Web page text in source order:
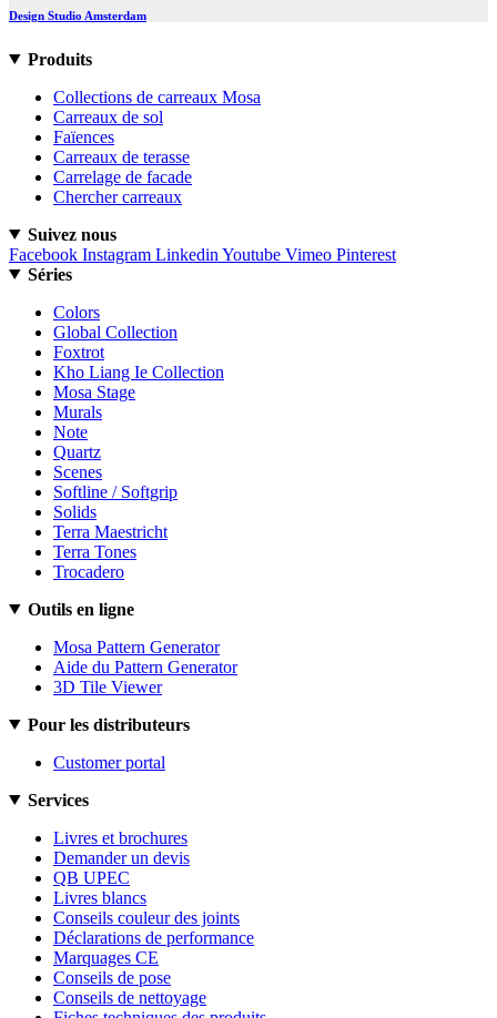
Design Studio Amsterdam
Produits
Collections de carreaux Mosa
Carreaux de sol
Faïences
Carreaux de terasse
Carrelage de facade
Chercher carreaux
Suivez nous
Facebook Instagram Linkedin Youtube Vimeo Pinterest
Séries
Colors
Global Collection
Foxtrot
Kho Liang Ie Collection
Mosa Stage
Murals
Note
Quartz
Scenes
Softline / Softgrip
Solids
Terra Maestricht
Terra Tones
Trocadero
Outils en ligne
Mosa Pattern Generator
Aide du Pattern Generator
3D Tile Viewer
Pour les distributeurs
Customer portal
Services
Livres et brochures
Demander un devis
QB UPEC
Livres blancs
Conseils couleur des joints
Déclarations de performance
Marquages CE
Conseils de pose
Conseils de nettoyage